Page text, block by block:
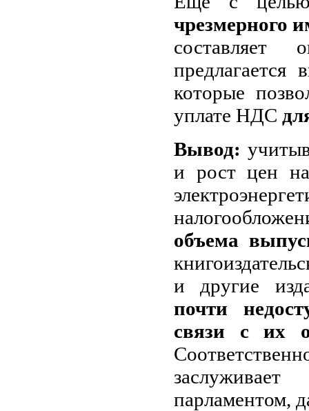
чрезмерного
составляет
предлагается
которые
уплате НДС
Вывод:
и рост цен на
объема
и другие
почти
связи с их
парламентом,